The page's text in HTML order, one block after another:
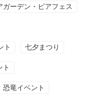
ガーデン・ビアフェス
ト 七夕まつり
ト
恐竜イベント